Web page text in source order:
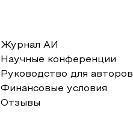
Журнал АИ
Научные конференции
Руководство для авторов
Финансовые условия
Отзывы